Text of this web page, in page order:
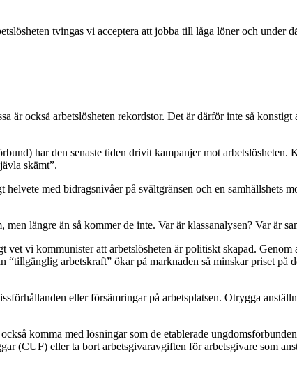
tvingas vi acceptera att jobba till låga löner och under
är också arbetslösheten rekordstor. Det är därför inte så konstigt
har den senaste tiden drivit kampanjer mot arbetslösheten.
skämt”.
med bidragsnivåer på svältgränsen och en samhällshets
längre än så kommer de inte. Var är klassanalysen? Var är
vet vi kommunister att arbetslösheten är politiskt skapad. Genom
arbetskraft” ökar på marknaden så minskar priset på
eller försämringar på arbetsplatsen. Otrygga
komma med lösningar som de etablerade
(CUF) eller ta bort arbetsgivaravgiften för arbetsgivare som